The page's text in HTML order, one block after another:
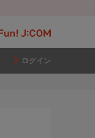
ログイン